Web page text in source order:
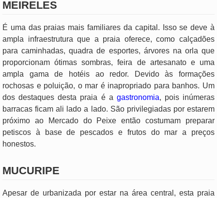
MEIRELES
É uma das praias mais familiares da capital. Isso se deve à
ampla infraestrutura que a praia oferece, como calçadões
para caminhadas, quadra de esportes, árvores na orla que
proporcionam ótimas sombras, feira de artesanato e uma
ampla gama de hotéis ao redor. Devido às formações
rochosas e poluição, o mar é inapropriado para banhos. Um
dos destaques desta praia é a gastronomia, pois inúmeras
barracas ficam ali lado a lado. São privilegiadas por estarem
próximo ao Mercado do Peixe então costumam preparar
petiscos à base de pescados e frutos do mar a preços
honestos.
MUCURIPE
Apesar de urbanizada por estar na área central, esta praia